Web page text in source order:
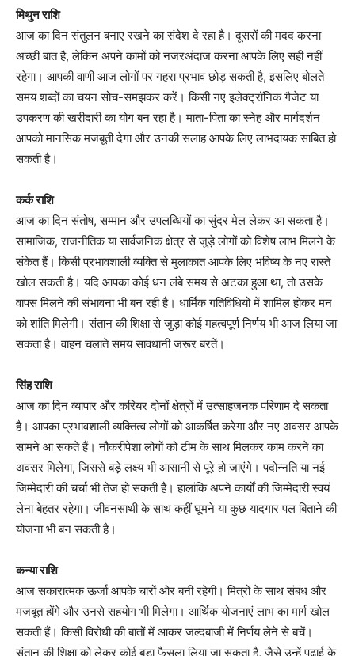
मिथुन राशि
आज का दिन संतुलन बनाए रखने का संदेश दे रहा है। दूसरों की मदद करना
अच्छी बात है, लेकिन अपने कामों को नजरअंदाज करना आपके लिए सही नहीं
रहेगा। आपकी वाणी आज लोगों पर गहरा प्रभाव छोड़ सकती है, इसलिए बोलते
समय शब्दों का चयन सोच-समझकर करें। किसी नए इलेक्ट्रॉनिक गैजेट या
उपकरण की खरीदारी का योग बन रहा है। माता-पिता का स्नेह और मार्गदर्शन
आपको मानसिक मजबूती देगा और उनकी सलाह आपके लिए लाभदायक साबित हो
सकती है।
कर्क राशि
आज का दिन संतोष, सम्मान और उपलब्धियों का सुंदर मेल लेकर आ सकता है।
सामाजिक, राजनीतिक या सार्वजनिक क्षेत्र से जुड़े लोगों को विशेष लाभ मिलने के
संकेत हैं। किसी प्रभावशाली व्यक्ति से मुलाकात आपके लिए भविष्य के नए रास्ते
खोल सकती है। यदि आपका कोई धन लंबे समय से अटका हुआ था, तो उसके
वापस मिलने की संभावना भी बन रही है। धार्मिक गतिविधियों में शामिल होकर मन
को शांति मिलेगी। संतान की शिक्षा से जुड़ा कोई महत्वपूर्ण निर्णय भी आज लिया जा
सकता है। वाहन चलाते समय सावधानी जरूर बरतें।
सिंह राशि
आज का दिन व्यापार और करियर दोनों क्षेत्रों में उत्साहजनक परिणाम दे सकता
है। आपका प्रभावशाली व्यक्तित्व लोगों को आकर्षित करेगा और नए अवसर आपके
सामने आ सकते हैं। नौकरीपेशा लोगों को टीम के साथ मिलकर काम करने का
अवसर मिलेगा, जिससे बड़े लक्ष्य भी आसानी से पूरे हो जाएंगे। पदोन्नति या नई
जिम्मेदारी की चर्चा भी तेज हो सकती है। हालांकि अपने कार्यों की जिम्मेदारी स्वयं
लेना बेहतर रहेगा। जीवनसाथी के साथ कहीं घूमने या कुछ यादगार पल बिताने की
योजना भी बन सकती है।
कन्या राशि
आज सकारात्मक ऊर्जा आपके चारों ओर बनी रहेगी। मित्रों के साथ संबंध और
मजबूत होंगे और उनसे सहयोग भी मिलेगा। आर्थिक योजनाएं लाभ का मार्ग खोल
सकती हैं। किसी विरोधी की बातों में आकर जल्दबाजी में निर्णय लेने से बचें।
संतान की शिक्षा को लेकर कोई बड़ा फैसला लिया जा सकता है, जैसे उन्हें पढ़ाई के